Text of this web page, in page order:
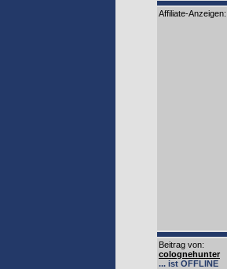
Affiliate-Anzeigen:
Beitrag von:
colognehunter
... ist OFFLINE